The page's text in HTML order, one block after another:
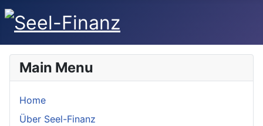
Main Menu
Home
Über Seel-Finanz